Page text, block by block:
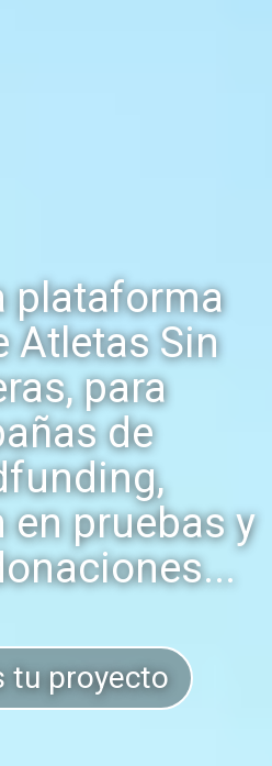
plataforma
Atletas Sin
para
de
pruebas y
tu proyecto